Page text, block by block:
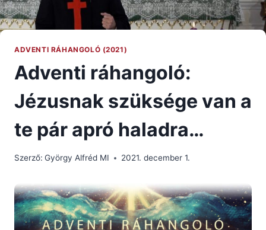
ADVENTI RÁHANGOLÓ (2021)
Adventi ráhangoló:
Jézusnak szüksége van a
te pár apró haladra…
Szerző: György Alfréd MI 2021. december 1.